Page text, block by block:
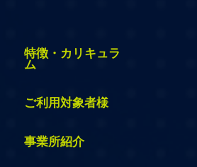
特徴・カリキュラ
ム
ご利用対象者様
事業所紹介